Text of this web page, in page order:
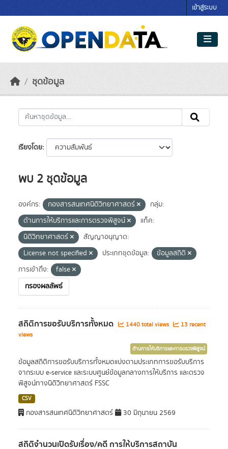
เข้าสู่ระบบ
ชุดข้อมูล
เรียงโดย
พบ 2 ชุดข้อมูล
องค์กร: กองสารสนเทศนิติวิทยาศาสตร์
กลุ่ม:
ด้านการให้บริการและการตรวจพิสูจน์
แท็ค:
นิติวิทยาศาสตร์
สัญญาอนุญาต:
License not specified
ประเภทชุดข้อมูล:
ข้อมูลสถิติ
การเข้าถึง:
false
กรองผลลัพธ์
สถิติการขอรับบริการทั้งหมด 1440 total views
13 recent
views
ด้านการให้บริการและการตรวจพิสูจน์
ข้อมูลสถิติการขอรับบริการทั้งหมดแบ่งตามประเภทการขอรับบริการ
จากระบบ e-service และระบบศูนย์ข้อมูลกลางการให้บริการ และตรวจ
พิสูจน์ทางนิติวิทยาศาสตร์ FSSC
CSV
กองสารสนเทศนิติวิทยาศาสตร์ 30 มิถุนายน 2569
สถิติจำนวนเปิดรับเรื่อง/คดี การให้บริการสถาบัน